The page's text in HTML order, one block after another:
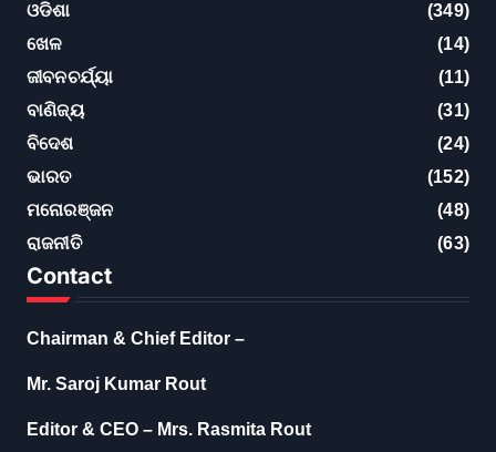
ଓଡିଶା
(349)
ଖେଳ
(14)
ଜୀବନଚର୍ଯ୍ୟା
(11)
ବାଣିଜ୍ୟ
(31)
ବିଦେଶ
(24)
ଭାରତ
(152)
ମନୋରଞ୍ଜନ
(48)
ରାଜନୀତି
(63)
Contact
Chairman & Chief Editor –
Mr. Saroj Kumar Rout
Editor & CEO – Mrs. Rasmita Rout